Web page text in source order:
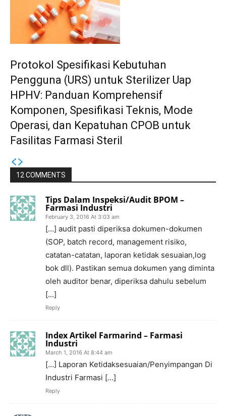
Protokol Spesifikasi Kebutuhan
Pengguna (URS) untuk Sterilizer Uap
HPHV: Panduan Komprehensif
Komponen, Spesifikasi Teknis, Mode
Operasi, dan Kepatuhan CPOB untuk
Fasilitas Farmasi Steril
12 COMMENTS
Tips Dalam Inspeksi/Audit BPOM –
Farmasi Industri
February 3, 2016 At 3:03 am
[…] audit pasti diperiksa dokumen-dokumen
(SOP, batch record, management risiko,
catatan-catatan, laporan ketidak sesuaian,log
bok dll). Pastikan semua dokumen yang diminta
oleh auditor benar, diperiksa dahulu sebelum
[…]
Reply
Index Artikel Farmarind – Farmasi
Industri
March 1, 2016 At 8:44 am
[…] Laporan Ketidaksesuaian/Penyimpangan Di
Industri Farmasi […]
Reply